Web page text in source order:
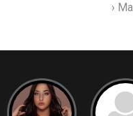
›